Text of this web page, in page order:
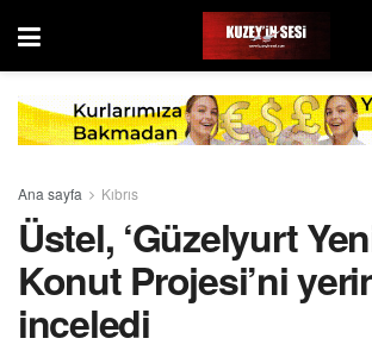
Ana sayfa Kıbrıs
Üstel, ‘Güzelyurt
Konut Projesi’ni
inceledi